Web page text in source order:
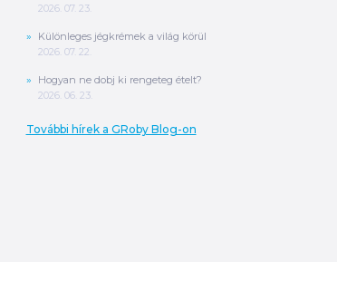
2026. 07. 23.
Különleges jégkrémek a világ körül
2026. 07. 22.
Hogyan ne dobj ki rengeteg ételt?
2026. 06. 23.
További hírek a GRoby Blog-on